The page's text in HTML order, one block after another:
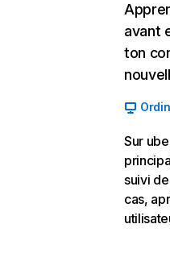
avant
ton
Sur
suivi
cas,